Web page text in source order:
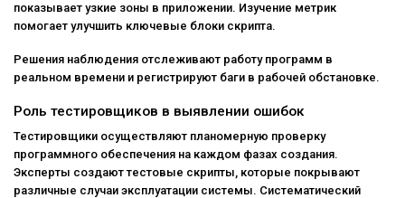
показывает узкие зоны в приложении. Изучение метрик
помогает улучшить ключевые блоки скрипта.
Решения наблюдения отслеживают работу программ в
реальном времени и регистрируют баги в рабочей обстановке.
Роль тестировщиков в выявлении ошибок
Тестировщики осуществляют планомерную проверку
программного обеспечения на каждом фазах создания.
Эксперты создают тестовые скрипты, которые покрывают
различные случаи эксплуатации системы. Систематический